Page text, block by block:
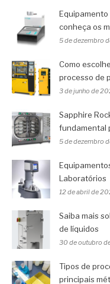
conheça os
5 de dezembro
Como
processo de
3 de junho de
Sapphire
fundamental
5 de dezembro
Laboratórios
12 de abril de
Saiba mais
de líquidos
30 de outubro
Tipos de
principais